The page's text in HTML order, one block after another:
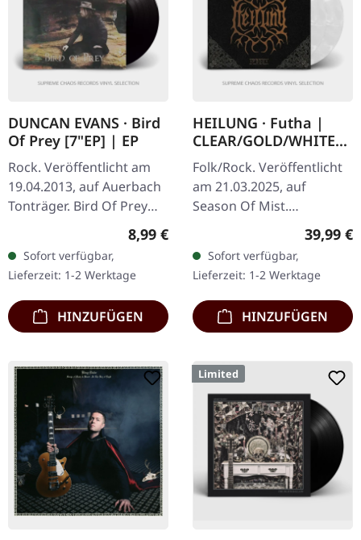
DUNCAN EVANS · Bird
Of Prey [7"EP] | EP
Rock. Veröffentlicht am
19.04.2013, auf Auerbach
Tonträger. Bird Of Prey
4:29 She And I Must Part
4:13 Feat. Henry Hyde
Bronsdon of A FOREST OF
STARS…
Regulärer Preis:
8,99 €
Sofort verfügbar,
Lieferzeit: 1-2 Werktage
HINZUFÜGEN
HEILUNG · Futha |
CLEAR/GOLD/WHITE
2LP
Folk/Rock. Veröffentlicht
am 21.03.2025, auf
Season Of Mist.
Kristallklares, goldenes
und weiß gemischtes
Doppelvinyl in Deluxe-
Gatefold-Cover mit…
39,99 €
Sofort verfügbar,
Lieferzeit: 1-2 Werktage
HINZUFÜGEN
Limited